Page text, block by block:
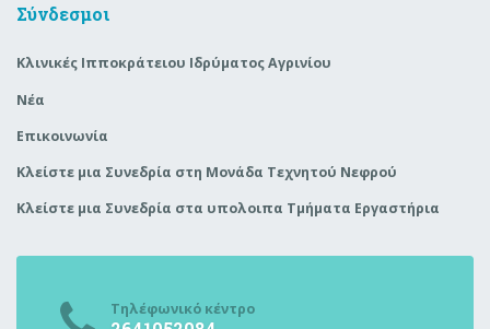
Σύνδεσμοι
Κλινικές Ιπποκράτειου Ιδρύματος Αγρινίου
Νέα
Επικοινωνία
Κλείστε μια Συνεδρία στη Μονάδα Τεχνητού Νεφρού
Κλείστε μια Συνεδρία στα υπολοιπα Τμήματα Εργαστήρια
Τηλέφωνικό κέντρο